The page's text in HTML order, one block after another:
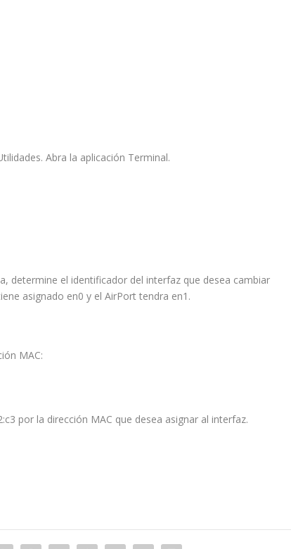
. Abra la aplicación Terminal.
determine el identificador del interfaz que desea cambiar
asignado en0 y elAirPort tendra en1 .
MAC:
por la dirección MAC que desea asignar al interfaz.